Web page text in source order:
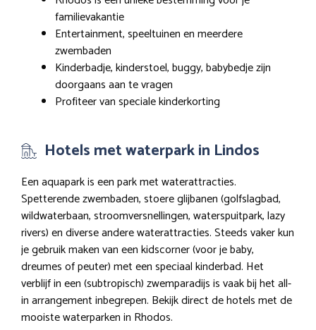
familievakantie
Entertainment, speeltuinen en meerdere
zwembaden
Kinderbadje, kinderstoel, buggy, babybedje zijn
doorgaans aan te vragen
Profiteer van speciale kinderkorting
Hotels met waterpark in Lindos
Een aquapark is een park met waterattracties.
Spetterende zwembaden, stoere glijbanen (golfslagbad,
wildwaterbaan, stroomversnellingen, waterspuitpark, lazy
rivers) en diverse andere waterattracties. Steeds vaker kun
je gebruik maken van een kidscorner (voor je baby,
dreumes of peuter) met een speciaal kinderbad. Het
verblijf in een (subtropisch) zwemparadijs is vaak bij het all-
in arrangement inbegrepen. Bekijk direct de hotels met de
mooiste waterparken in Rhodos.